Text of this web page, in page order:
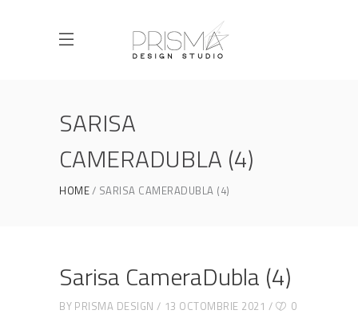
SARISA
CAMERADUBLA (4)
HOME SARISA CAMERADUBLA (4)
Sarisa CameraDubla (4)
BY PRISMA DESIGN 13 OCTOMBRIE 2021 0